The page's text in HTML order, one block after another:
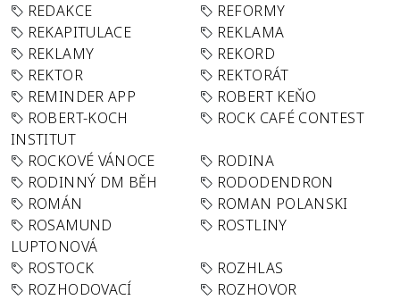
REDAKCE
REFORMY
REKAPITULACE
REKLAMA
REKLAMY
REKORD
REKTOR
REKTORÁT
REMINDER APP
ROBERT KEŇO
ROBERT-KOCH
INSTITUT
ROCK CAFÉ CONTEST
ROCKOVÉ VÁNOCE
RODINA
RODINNÝ DM BĚH
RODODENDRON
ROMÁN
ROMAN POLANSKI
ROSAMUND
LUPTONOVÁ
ROSTLINY
ROSTOCK
ROZHLAS
ROZHODOVACÍ
ROZHOVOR